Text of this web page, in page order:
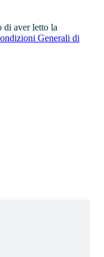
di aver letto la
Generali di